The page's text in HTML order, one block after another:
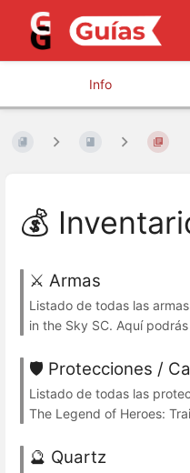
Info
💰
⚔️ Armas
Listado de todas las
in the Sky SC. Aquí
🛡️ Protecciones /
Listado de todas las
The Legend of Heroes:
🔮 Quartz